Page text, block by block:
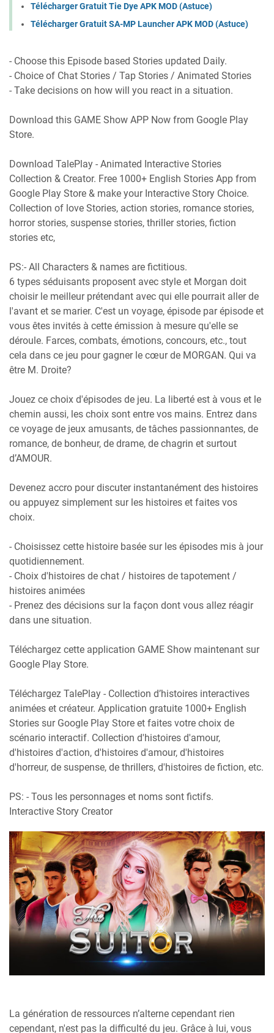
Télécharger Gratuit Tie Dye APK MOD (Astuce)
Télécharger Gratuit SA-MP Launcher APK MOD (Astuce)
- Choose this Episode based Stories updated Daily.
- Choice of Chat Stories / Tap Stories / Animated Stories
- Take decisions on how will you react in a situation.
Download this GAME Show APP Now from Google Play
Store.
Download TalePlay - Animated Interactive Stories
Collection & Creator. Free 1000+ English Stories App from
Google Play Store & make your Interactive Story Choice.
Collection of love Stories, action stories, romance stories,
horror stories, suspense stories, thriller stories, fiction
stories etc,
PS:- All Characters & names are fictitious.
6 types séduisants proposent avec style et Morgan doit
choisir le meilleur prétendant avec qui elle pourrait aller de
l'avant et se marier. C'est un voyage, épisode par épisode et
vous êtes invités à cette émission à mesure qu'elle se
déroule. Farces, combats, émotions, concours, etc., tout
cela dans ce jeu pour gagner le cœur de MORGAN. Qui va
être M. Droite?
Jouez ce choix d'épisodes de jeu. La liberté est à vous et le
chemin aussi, les choix sont entre vos mains. Entrez dans
ce voyage de jeux amusants, de tâches passionnantes, de
romance, de bonheur, de drame, de chagrin et surtout
d’AMOUR.
Devenez accro pour discuter instantanément des histoires
ou appuyez simplement sur les histoires et faites vos
choix.
- Choisissez cette histoire basée sur les épisodes mis à jour
quotidiennement.
- Choix d'histoires de chat / histoires de tapotement /
histoires animées
- Prenez des décisions sur la façon dont vous allez réagir
dans une situation.
Téléchargez cette application GAME Show maintenant sur
Google Play Store.
Téléchargez TalePlay - Collection d’histoires interactives
animées et créateur. Application gratuite 1000+ English
Stories sur Google Play Store et faites votre choix de
scénario interactif. Collection d'histoires d'amour,
d'histoires d'action, d'histoires d'amour, d'histoires
d'horreur, de suspense, de thrillers, d'histoires de fiction, etc.
PS: - Tous les personnages et noms sont fictifs.
Interactive Story Creator
La génération de ressources n’alterne cependant rien
cependant, n'est pas la difficulté du jeu. Grâce à lui, vous